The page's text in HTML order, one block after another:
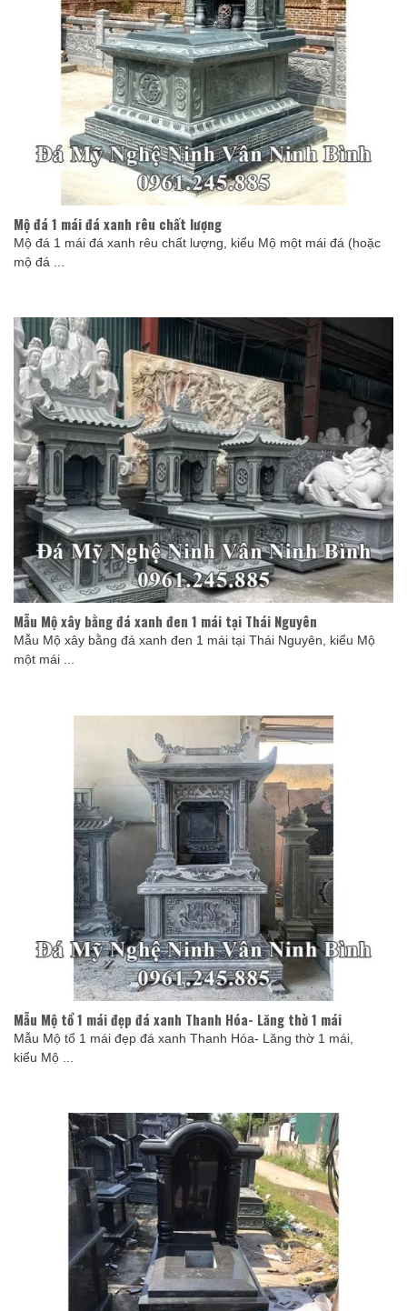
Mộ đá 1 mái đá xanh rêu chất lượng
Mộ đá 1 mái đá xanh rêu chất lượng, kiểu Mộ một mái đá (hoặc
mộ đá ...
Mẫu Mộ xây bằng đá xanh đen 1 mái tại Thái Nguyên
Mẫu Mộ xây bằng đá xanh đen 1 mái tại Thái Nguyên, kiểu Mộ
một mái ...
Mẫu Mộ tổ 1 mái đẹp đá xanh Thanh Hóa- Lăng thờ 1 mái
Mẫu Mộ tổ 1 mái đẹp đá xanh Thanh Hóa- Lăng thờ 1 mái,
kiểu Mộ ...